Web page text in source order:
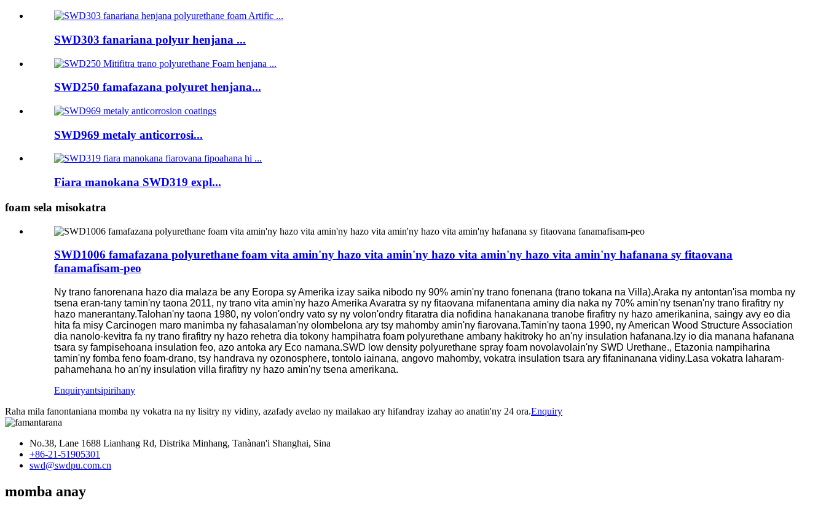
SWD303 fanariana polyur henjana ...
SWD250 famafazana polyuret henjana...
SWD969 metaly anticorrosi...
Fiara manokana SWD319 expl...
foam sela misokatra
SWD1006 famafazana polyurethane foam vita amin'ny hazo vita amin'ny hazo vita amin'ny hazo vita amin'ny hafanana sy fitaovana
fanamafisam-peo
Ny trano fanorenana hazo dia malaza be any Eoropa sy Amerika izay saika nibodo ny 90% amin'ny trano fonenana (trano tokana na Villa).Araka ny antontan'isa momba ny
tsena eran-tany tamin'ny taona 2011, ny trano vita amin'ny hazo Amerika Avaratra sy ny fitaovana mifanentana aminy dia naka ny 70% amin'ny tsenan'ny trano firafitry ny
hazo manerantany.Talohan'ny taona 1980, ny volon'ondry vato sy ny volon'ondry fitaratra dia nofidina hanakanana tranobe firafitry ny hazo amerikanina, saingy avy eo dia
hita fa misy Carcinogen maro manimba ny fahasalaman'ny olombelona ary tsy mahomby amin'ny fiarovana.Tamin'ny taona 1990, ny American Wood Structure Association
dia nanolo-kevitra fa ny trano firafitry ny hazo rehetra dia tokony hampihatra foam polyurethane ambany hakitroky ho an'ny insulation hafanana.Izy io dia manana hafanana
tsara sy fampisehoana insulation feo, azo antoka ary Eco namana.SWD low density polyurethane spray foam novolavolain'ny SWD Urethane., Etazonia nampiharina
tamin'ny fomba feno foam-drano, tsy handrava ny ozonosphere, tontolo iainana, angovo mahomby, vokatra insulation tsara ary fifaninanana vidiny.Lasa vokatra laharam-
pahamehana ho an'ny insulation villa firafitry ny hazo amin'ny tsena amerikana.
Enquiryantsipirihany
Raha mila fanontaniana momba ny vokatra na ny lisitry ny vidiny, azafady avelao ny mailakao ary hifandray izahay ao anatin'ny 24 ora.Enquiry
No.38, Lane 1688 Lianhang Rd, Distrika Minhang, Tanànan'i Shanghai, Sina
+86-21-51905301
swd@swdpu.com.cn
momba anay